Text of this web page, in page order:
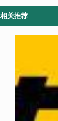
相关推荐